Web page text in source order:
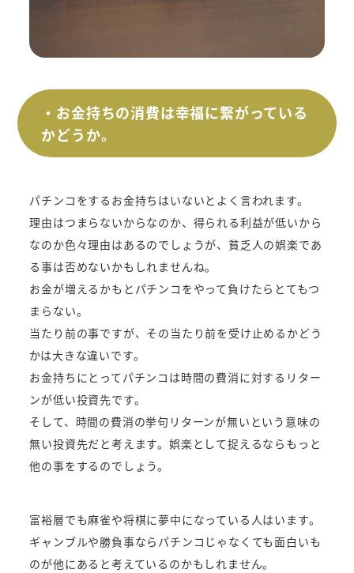
・お金持ちの消費は幸福に繋がっている
かどうか。
パチンコをするお金持ちはいないとよく言われます。
理由はつまらないからなのか、得られる利益が低いから
なのか色々理由はあるのでしょうが、貧乏人の娯楽であ
る事は否めないかもしれませんね。
お金が増えるかもとパチンコをやって負けたらとてもつ
まらない。
当たり前の事ですが、その当たり前を受け止めるかどう
かは大きな違いです。
お金持ちにとってパチンコは時間の費消に対するリター
ンが低い投資先です。
そして、時間の費消の挙句リターンが無いという意味の
無い投資先だと考えます。娯楽として捉えるならもっと
他の事をするのでしょう。
富裕層でも麻雀や将棋に夢中になっている人はいます。
ギャンブルや勝負事ならパチンコじゃなくても面白いも
のが他にあると考えているのかもしれません。